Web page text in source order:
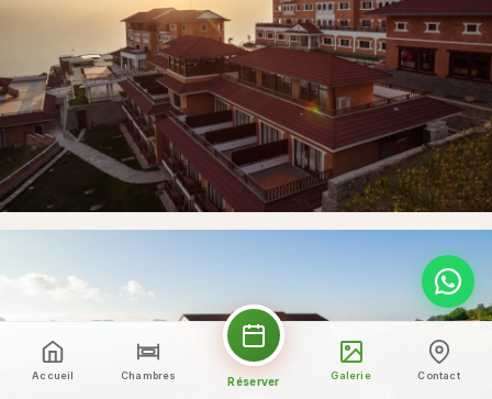
Accueil Chambres Réserver Galerie Contact